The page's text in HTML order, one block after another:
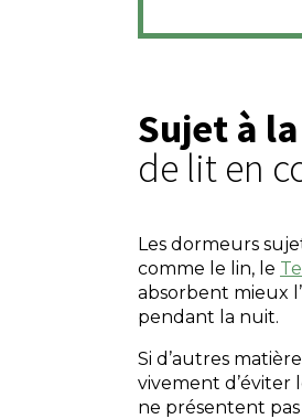
Sujet à
de lit en
Les dormeurs
comme le lin, le
absorbent mieux
pendant la nuit.
Si d’autres
vivement d’éviter
ne présentent